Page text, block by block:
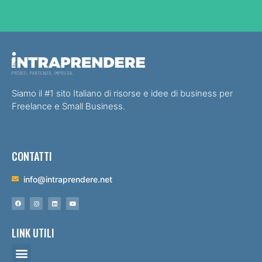
Siamo il #1 sito Italiano di risorse e idee di business per
Freelance e Small Business.
CONTATTI
info@intraprendere.net
LINK UTILI